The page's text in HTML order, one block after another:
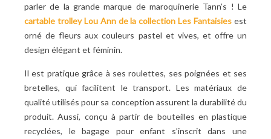
parler de la grande marque de maroquinerie Tann’s ! Le
cartable trolley Lou Ann de la collection Les Fantaisies est
orné de fleurs aux couleurs pastel et vives, et offre un
design élégant et féminin.
Il est pratique grâce à ses roulettes, ses poignées et ses
bretelles, qui facilitent le transport. Les matériaux de
qualité utilisés pour sa conception assurent la durabilité du
produit.Aussi, conçu à partir de bouteilles en plastique
recyclées, le bagage pour enfant s’inscrit dans une